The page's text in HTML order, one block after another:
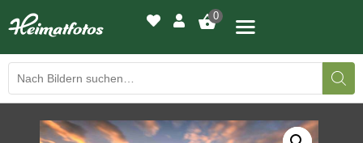
0
BILDERGALERIE